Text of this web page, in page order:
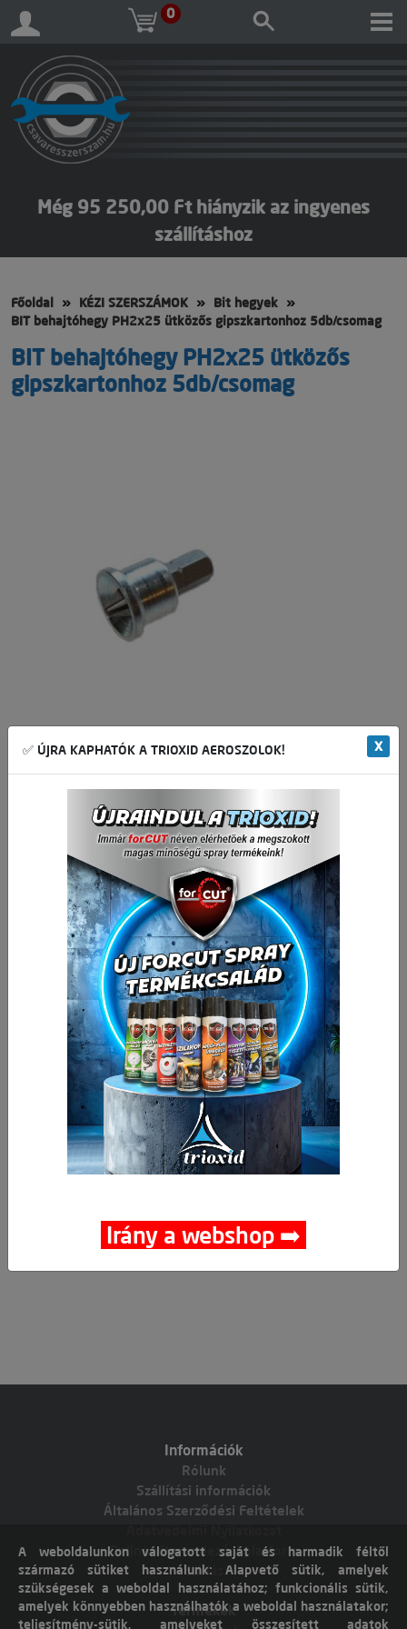
0
Még 95 250,00 Ft hiányzik az ingyenes
szállításhoz
Főoldal KÉZI SZERSZÁMOK
Bit hegyek
BIT behajtóhegy PH2x25 ütközős gipszkartonhoz 5db/csomag
BIT behajtóhegy PH2x25 ütközős
gipszkartonhoz 5db/csomag
Bit hegy mélységhatároló gyűrűvel
• Mélységhatároló-gyűrűvel szerelt
1 124,41 Ft
Bruttó ár: 1 428,00 Ft
Vissza a kategóriába: Bit hegyek
Mennyiség
cs Kosárba
040303-0407
Információk
Rólunk
Szállítási információk
Általános Szerződési Feltételek
Online vitarendezési platform
Elállás
Termékek
A weboldalunkon válogatott saját és harmadik féltől
származó sütiket használunk: Alapvető sütik, amelyek
szükségesek a weboldal használatához; funkcionális sütik,
amelyek könnyebben használhatók a weboldal használatakor;
teljesítmény-sütik, amelyeket összesített adatok
✅ ÚJRA KAPHATÓK A TRIOXID AEROSZOLOK! X
Irány a webshop ➡️